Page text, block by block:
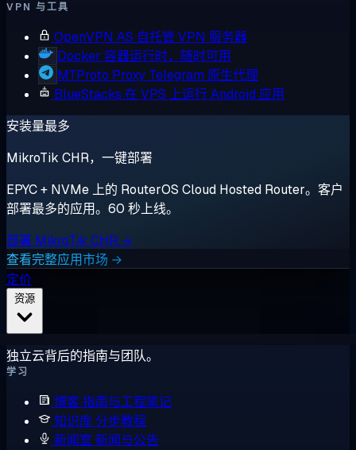
VPN 与工具
OpenVPN AS 自托管 VPN 服务器
Docker 容器运行时，随时可用
MTProto Proxy Telegram 原生代理
BlueStacks 在 VPS 上运行 Android 应用
安装量最多
MikroTik CHR，一键部署
EPYC + NVMe 上的 RouterOS Cloud Hosted Router。客户
部署最多的应用。60 秒上线。
部署 MikroTik CHR →
查看完整应用市场 →
定价
独立云背后的指南与团队。
学习
博客指南与工程笔记
知识库 分步教程
新闻室 新闻与公告